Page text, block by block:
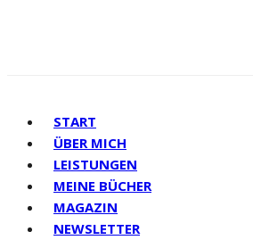
START
ÜBER MICH
LEISTUNGEN
MEINE BÜCHER
MAGAZIN
NEWSLETTER